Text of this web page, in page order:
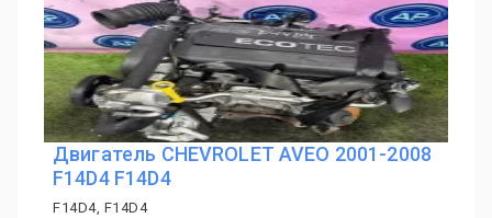
Двигатель CHEVROLET AVEO 2001-2008
F14D4 F14D4
F14D4, F14D4